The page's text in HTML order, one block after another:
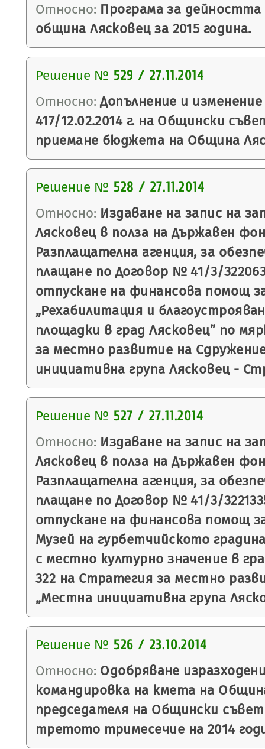
Относно: Програма за
община Лясковец за 2015 година.
Решение № 529 / 27.11.2014
Относно: Допълнение и
417/12.02.2014 г. на Общински
приемане бюджета на Община
Решение № 528 / 27.11.2014
Относно: Издаване на запис на
Лясковец в полза на Държавен
Разплащателна агенция, за
плащане по Договор № 41/3/
отпускане на финансова помощ
„Рехабилитация и
площадки в град Лясковец” по
за местно развитие на
инициативна група Лясковец -
Решение № 527 / 27.11.2014
Относно: Издаване на запис на
Лясковец в полза на Държавен
Разплащателна агенция, за
плащане по Договор № 41/3/
отпускане на финансова помощ
Музей на гурбетчийското
с местно културно значение в
322 на Стратегия за местно
„Местна инициативна група
Решение № 526 / 23.10.2014
Относно: Одобряване
командировка на кмета на
председателя на Общински
третото тримесечие на 2014